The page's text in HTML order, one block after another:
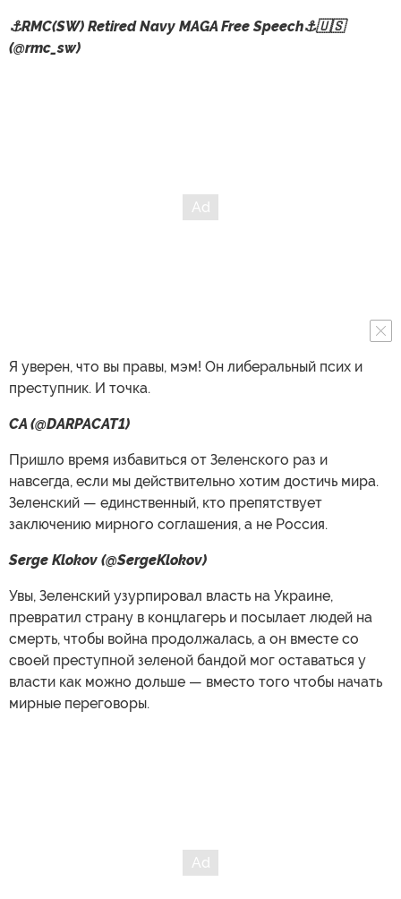
⚓️RMC(SW) Retired Navy MAGA Free Speech⚓️🇺🇸
(@rmc_sw)
Я уверен, что вы правы, мэм! Он либеральный псих и
преступник. И точка.
CA (@DARPACAT1)
Пришло время избавиться от Зеленского раз и
навсегда, если мы действительно хотим достичь мира.
Зеленский — единственный, кто препятствует
заключению мирного соглашения, а не Россия.
Serge Klokov (@SergeKlokov)
Увы, Зеленский узурпировал власть на Украине,
превратил страну в концлагерь и посылает людей на
смерть, чтобы война продолжалась, а он вместе со
своей преступной зеленой бандой мог оставаться у
власти как можно дольше — вместо того чтобы начать
мирные переговоры.